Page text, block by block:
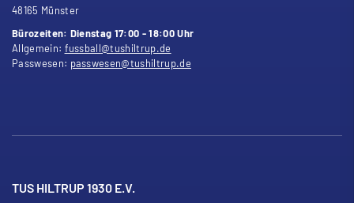
48165 Münster
Bürozeiten: Dienstag 17:00 - 18:00 Uhr
Allgemein: fussball@tushiltrup.de
Passwesen: passwesen@tushiltrup.de
TUS HILTRUP 1930 E.V.